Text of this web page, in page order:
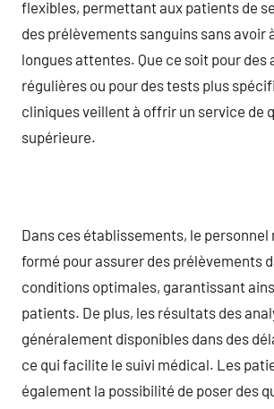
flexibles, permettant aux patients de
des prélèvements sanguins sans avoir
longues attentes. Que ce soit pour des
régulières ou pour des tests plus
cliniques veillent à offrir un service de
supérieure.
Dans ces établissements, le
formé pour assurer des prélèvements
conditions optimales, garantissant
patients. De plus, les résultats des
généralement disponibles dans des
ce qui facilite le suivi médical. Les
également la possibilité de poser des